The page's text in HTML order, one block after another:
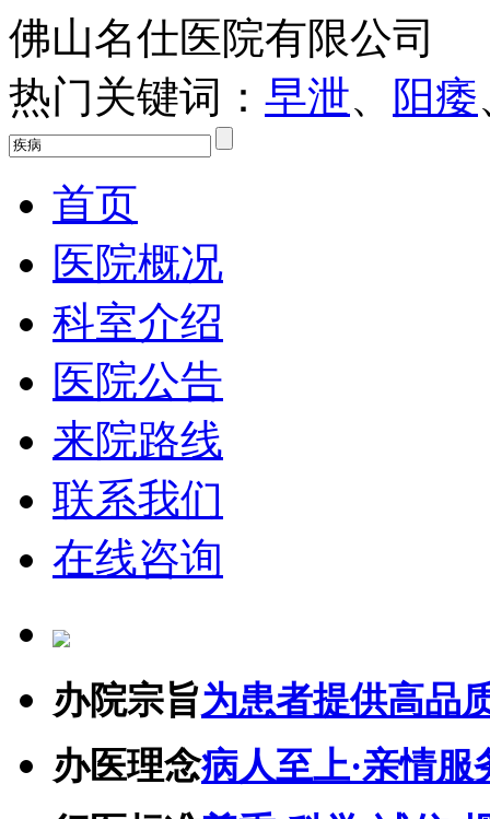
佛山名仕医院有限公司
热门关键词： 早泄、 阳痿
首页
医院概况
科室介绍
医院公告
来院路线
联系我们
在线咨询
办院宗旨为患者提供高品
办医理念病人至上·亲情服